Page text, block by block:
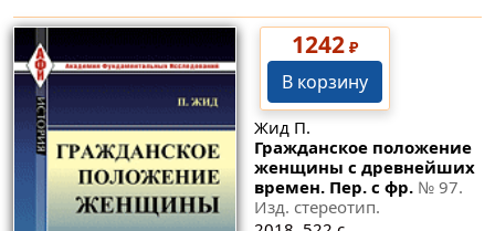
1242₽
В корзину
Жид П.
Гражданское положение
женщины с древнейших
времен. Пер. с фр. № 97.
Изд. стереотип.